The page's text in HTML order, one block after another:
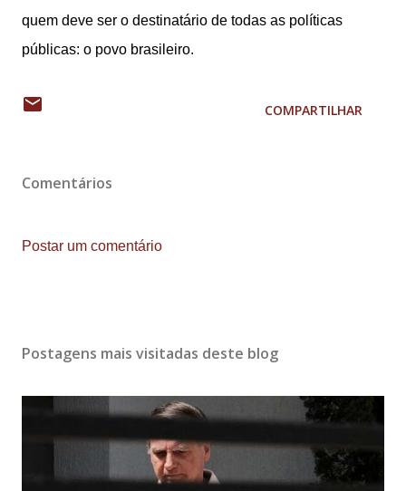
quem deve ser o destinatário de todas as políticas
públicas: o povo brasileiro.
COMPARTILHAR
Comentários
Postar um comentário
Postagens mais visitadas deste blog